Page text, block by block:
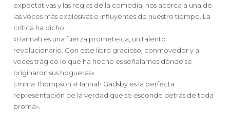
expectativas y las reglas de la comedia, nos acerca a una de
las voces más explosivas e influyentes de nuestro tiempo. La
crítica ha dicho:
«Hannah es una fuerza prometeica, un talento
revolucionario. Con este libro gracioso, conmovedor y a
veces trágico lo que ha hecho es señalarnos dónde se
originaron sus hogueras».
Emma Thompson «Hannah Gadsby es la perfecta
representación de la verdad que se esconde detrás de toda
broma».